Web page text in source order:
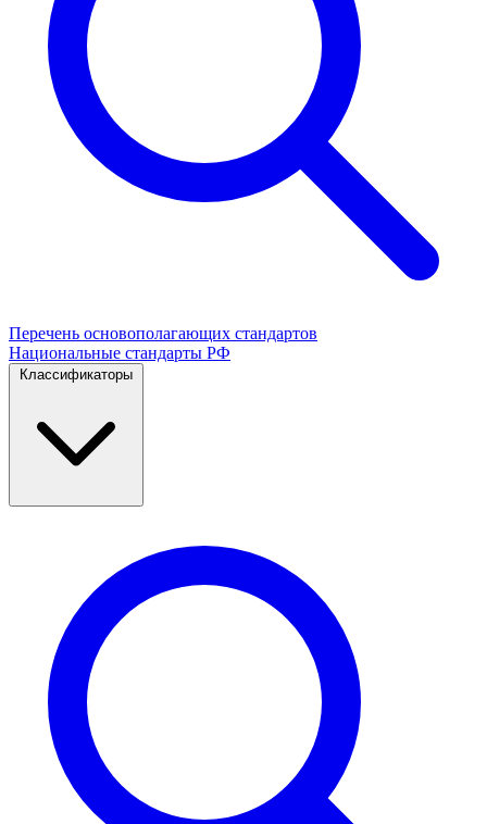
Перечень основополагающих стандартов
Национальные стандарты РФ
Классификаторы